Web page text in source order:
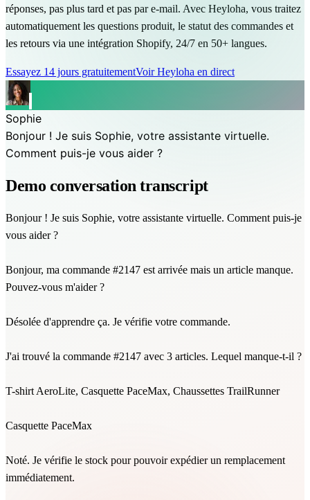
réponses, pas plus tard et pas par e-mail. Avec Heyloha, vous traitez
automatiquement les questions produit, le statut des commandes et
les retours via une intégration Shopify, 24/7 en 50+ langues.
Essayez 14 jours gratuitementVoir Heyloha en direct
Sophie
Bonjour ! Je suis Sophie, votre assistante virtuelle.
Comment puis-je vous aider ?
Demo conversation transcript
Bonjour ! Je suis Sophie, votre assistante virtuelle. Comment puis-je
vous aider ?
Bonjour, ma commande #2147 est arrivée mais un article manque.
Pouvez-vous m'aider ?
Désolée d'apprendre ça. Je vérifie votre commande.
J'ai trouvé la commande #2147 avec 3 articles. Lequel manque-t-il ?
T-shirt AeroLite, Casquette PaceMax, Chaussettes TrailRunner
Casquette PaceMax
Noté. Je vérifie le stock pour pouvoir expédier un remplacement
immédiatement.